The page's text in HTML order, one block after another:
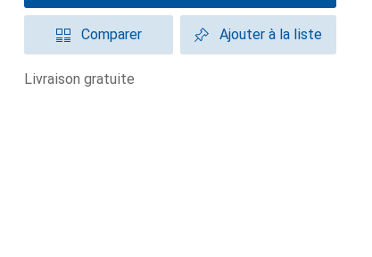
Comparer Ajouter à la liste
livraison gratuite